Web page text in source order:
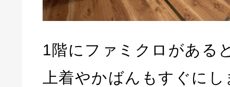
1階にファミクロがある
上着やかばんもすぐに